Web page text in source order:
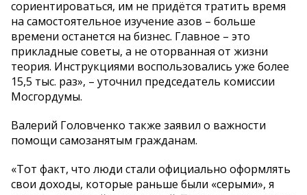
сориентироваться, им не придётся тратить время
на самостоятельное изучение азов – больше
времени останется на бизнес. Главное – это
прикладные советы, а не оторванная от жизни
теория. Инструкциями воспользовались уже более
15,5 тыс. раз», – уточнил председатель комиссии
Мосгордумы.
Валерий Головченко также заявил о важности
помощи самозанятым гражданам.
«Тот факт, что люди стали официально оформлять
свои доходы, которые раньше были «серыми», я